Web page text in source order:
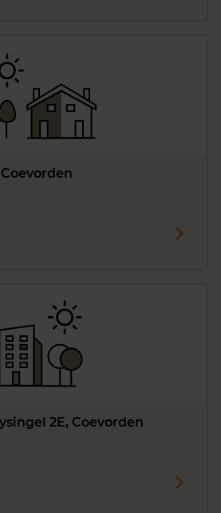
2E, Coevorden